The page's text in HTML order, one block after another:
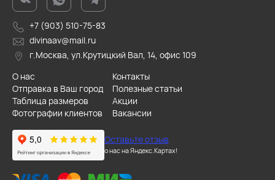
+7 (903) 510-75-83
divinaav@mail.ru
г.Москва, ул.Крутицкий Вал, 14, офис 109
О нас
Контакты
Отправка в Ваш город
Полезные статьи
Таблица размеров
Акции
Фотографии клиентов
Вакансии
Оставьте отзыв
о нас на Яндекс.Картах!